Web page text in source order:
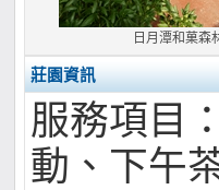
日月潭和菓森
莊園資訊
服務項目
動、下午